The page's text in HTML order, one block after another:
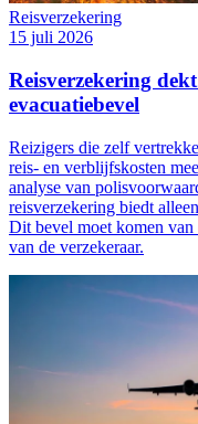
Reisverzekering
15 juli 2026
Reisverzekering
evacuatiebevel
Reizigers die zelf
reis- en verblijfskosten
analyse van
reisverzekering biedt
Dit bevel moet komen
van de verzekeraar.